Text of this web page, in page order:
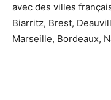
avec des villes
Biarritz, Brest,
Marseille, Bordeaux,